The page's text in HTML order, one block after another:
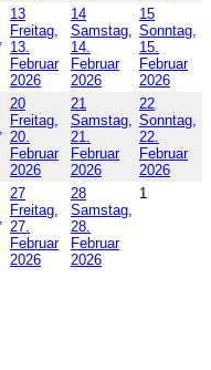
13
Freitag,
13.
Februar
2026
14
Samstag,
14.
Februar
2026
15
Sonntag,
15.
Februar
2026
20
Freitag,
20.
Februar
2026
21
Samstag,
21.
Februar
2026
22
Sonntag,
22.
Februar
2026
27
Freitag,
27.
Februar
2026
28
Samstag,
28.
Februar
2026
1